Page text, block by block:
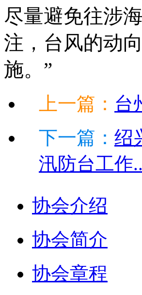
尽量避免往涉
注，台风的动
施。”
上一篇： 台
下一篇： 绍
汛防台工作
协会介绍
协会简介
协会章程